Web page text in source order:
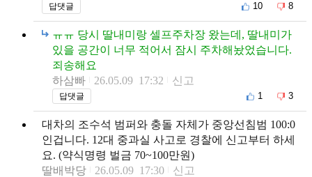
답댓글 10 8
ㅠㅠ 당시 딸내미랑 셀프주차장 왔는데, 딸내미가
있을 공간이 너무 적어서 잠시 주차해놨었습니다.
죄송해요
하삼빠
26.05.09 17:32 신고
답댓글 1 3
대차의 조수석 범퍼와 충돌 자체가 중앙선침범 100:0
인겁니다. 12대 중과실 사고로 경찰에 신고부터 하세
요. (약식명령 벌금 70~100만원)
딸배박당
26.05.09 17:30 신고